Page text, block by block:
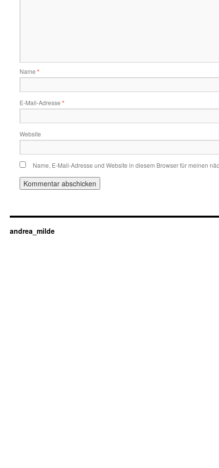
Name *
E-Mail-Adresse *
Website
Name, E-Mail-Adresse und Website in diesem Browser für meinen
andrea_milde